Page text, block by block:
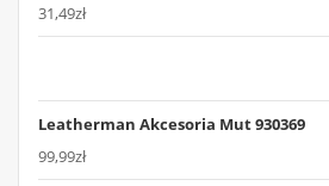
31,49zł
Leatherman Akcesoria Mut 930369
99,99zł